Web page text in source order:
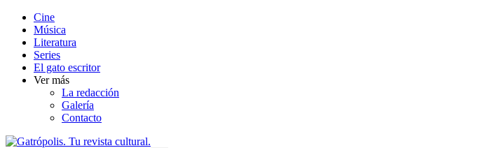
Cine
Música
Literatura
Series
El gato escritor
Ver más
La redacción
Galería
Contacto